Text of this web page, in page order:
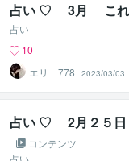
占い ♡ 3月 これ
占い
10
エリ 778
2023/03/03
占い ♡ 2月２５
コンテンツ
占い